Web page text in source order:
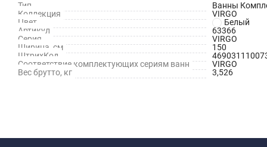
Тип
Ванны
Коллекция
VIRGO
Цвет
Белый
Артикул
63366
Серия
VIRGO
Ширина, см
150
ШтрихКод
Соответствие комплектующих сериям ванн
VIRGO
Вес брутто, кг
3,526